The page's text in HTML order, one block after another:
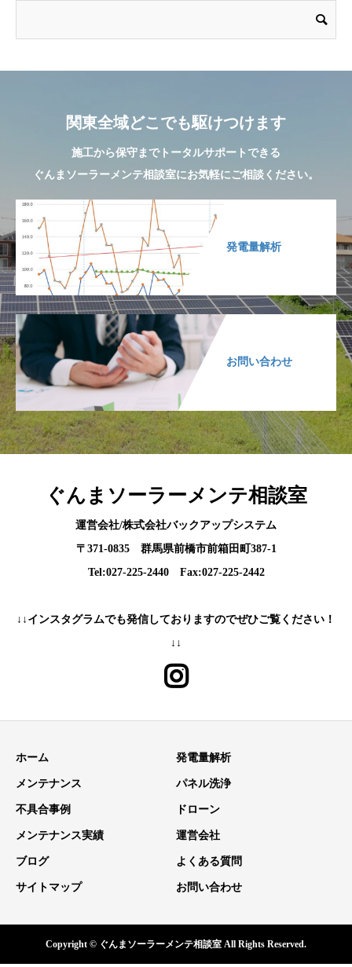
関東全域どこでも駆けつけます
施工から保守までトータルサポートできる
ぐんまソーラーメンテ相談室にお気軽にご相談ください。
発電量解析
お問い合わせ
ぐんまソーラーメンテ相談室
運営会社/株式会社バックアップシステム
〒371-0835 群馬県前橋市前箱田町387-1
Tel:027-225-2440 Fax:027-225-2442
↓↓インスタグラムでも発信しておりますのでぜひご覧ください！
↓↓
ホーム 発電量解析
メンテナンス パネル洗浄
不具合事例 ドローン
メンテナンス実績 運営会社
ブログ よくある質問
サイトマップ お問い合わせ
Copyright © ぐんまソーラーメンテ相談室 All Rights Reserved.